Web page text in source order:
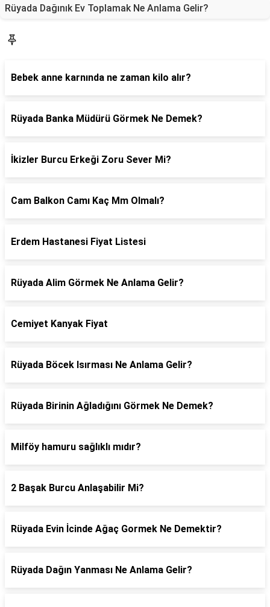
Rüyada Dağınık Ev Toplamak Ne Anlama Gelir?
Bebek anne karnında ne zaman kilo alır?
Rüyada Banka Müdürü Görmek Ne Demek?
İkizler Burcu Erkeği Zoru Sever Mi?
Cam Balkon Camı Kaç Mm Olmalı?
Erdem Hastanesi Fiyat Listesi
Rüyada Alim Görmek Ne Anlama Gelir?
Cemiyet Kanyak Fiyat
Rüyada Böcek Isırması Ne Anlama Gelir?
Rüyada Birinin Ağladığını Görmek Ne Demek?
Milföy hamuru sağlıklı mıdır?
2 Başak Burcu Anlaşabilir Mi?
Rüyada Evin İcinde Ağaç Gormek Ne Demektir?
Rüyada Dağın Yanması Ne Anlama Gelir?